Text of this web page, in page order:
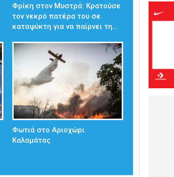
Φρίκη στον Μυστρά: Κρατούσε
τον νεκρό πατέρα του σε
καταψύκτη για να παίρνει τη…
Φωτιά στο Αριοχώρι
Καλαμάτας